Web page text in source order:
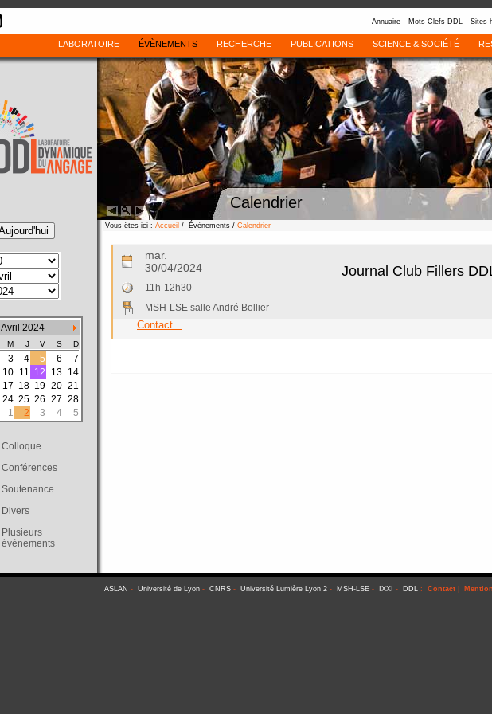
Annuaire Mots-Clefs DDL Sites
LABORATOIRE ÉVÈNEMENTS RECHERCHE PUBLICATIONS SCIENCE & SOCIÉTÉ
Calendrier
Avril 2024
M J V S D
3 4 5 6
7
10 11 12 13 14
17 18 19 20 21
24 25 26 27 28
1 2 3 4 5
Colloque
Conférences
Soutenance
Divers
Plusieurs
évènements
Vous êtes ici : Accueil / Évènements / Calendrier
mar.
30/04/2024
Journal Club Fillers
11h-12h30
MSH-LSE salle André Bollier
Contact...
ASLAN - Université de Lyon- CNRS- Université Lumière Lyon 2- MSH-LSE- IXXI - DDL: Contact|